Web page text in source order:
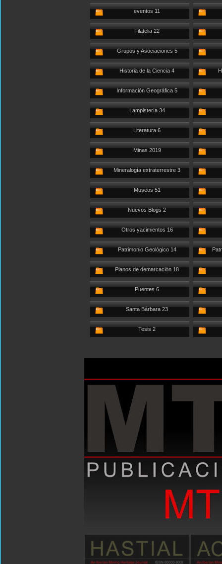
eventos 11
Filatelia 22
Grupos y Asociaciones 5
Historia de la Ciencia 4
Información Geográfica 5
Lampistería 34
Literatura 6
Minas 2019
Mineralogía extraterrestre 3
Museos 51
Nuevos Blogs 2
Otros yacimientos 16
Patrimonio Geológico 14
Planos de demarcación 18
Puentes 6
Santa Bárbara 23
Tesis 2